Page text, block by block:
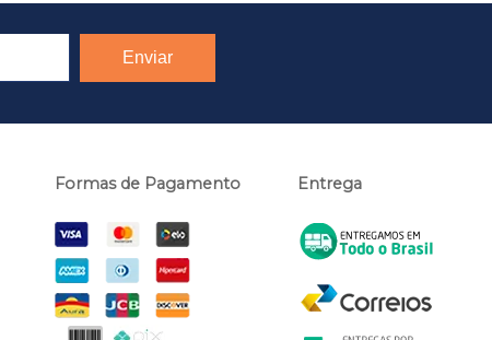
Formas de Pagamento Entrega